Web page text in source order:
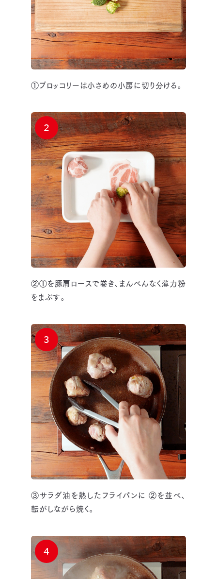
①ブロッコリーは小さめの小房に切り分ける。
②①を豚肩ロースで巻き、まんべんなく薄力粉
をまぶす。
2
③サラダ油を熱したフライパンに ②を並べ、
転がしながら焼く。
3
4